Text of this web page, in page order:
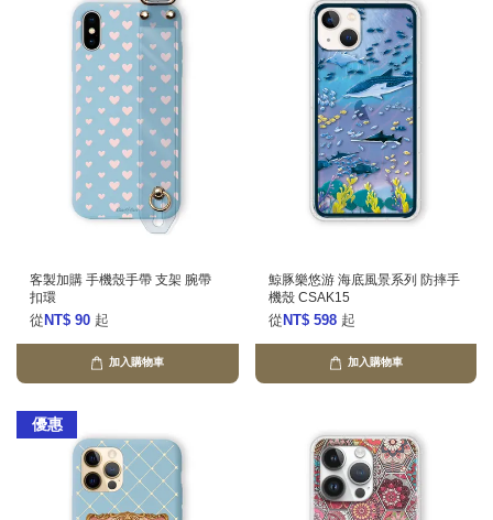
客製加購 手機殼手帶 支架 腕帶
扣環
從 NT$ 90 起
加入購物車
鯨豚樂悠游 海底風景系列 防摔手
機殼 CSAK15
從 NT$ 598 起
加入購物車
優惠